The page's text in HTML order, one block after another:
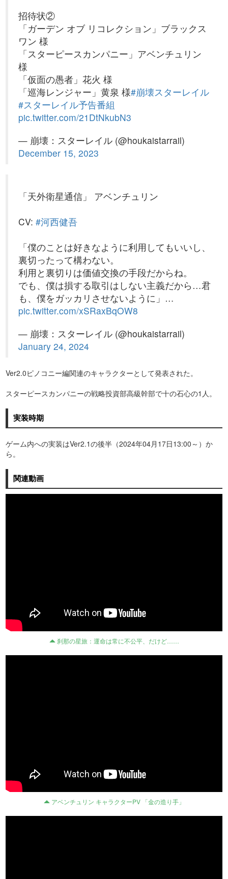
招待状②
「ガーデン オブ リコレクション」ブラックス
ワン 様
「スターピースカンパニー」アベンチュリン
様
「仮面の愚者」花火 様
「巡海レンジャー」黄泉 様#崩壊スターレイル
#スターレイル予告番組
pic.twitter.com/21DtNkubN3
— 崩壊：スターレイル (@houkaistarrail)
December 15, 2023
「天外衛星通信」 アベンチュリン
CV: #河西健吾
「僕のことは好きなように利用してもいいし、
裏切ったって構わない。
利用と裏切りは価値交換の手段だからね。
でも、僕は損する取引はしない主義だから…君
も、僕をガッカリさせないように」…
pic.twitter.com/xSRaxBqOW8
— 崩壊：スターレイル (@houkaistarrail)
January 24, 2024
Ver2.0ピノコニー編関連のキャラクターとして発表された。
スターピースカンパニーの戦略投資部高級幹部で十の石心の1人。
実装時期
ゲーム内への実装はVer2.1の後半（2024年04月17日13:00～）か
ら。
関連動画
刹那の星旅：運命は常に不公平、だけど……
アベンチュリン キャラクターPV 「金の造り手」